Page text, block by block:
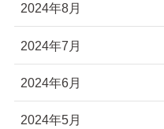
2024年8月
2024年7月
2024年6月
2024年5月